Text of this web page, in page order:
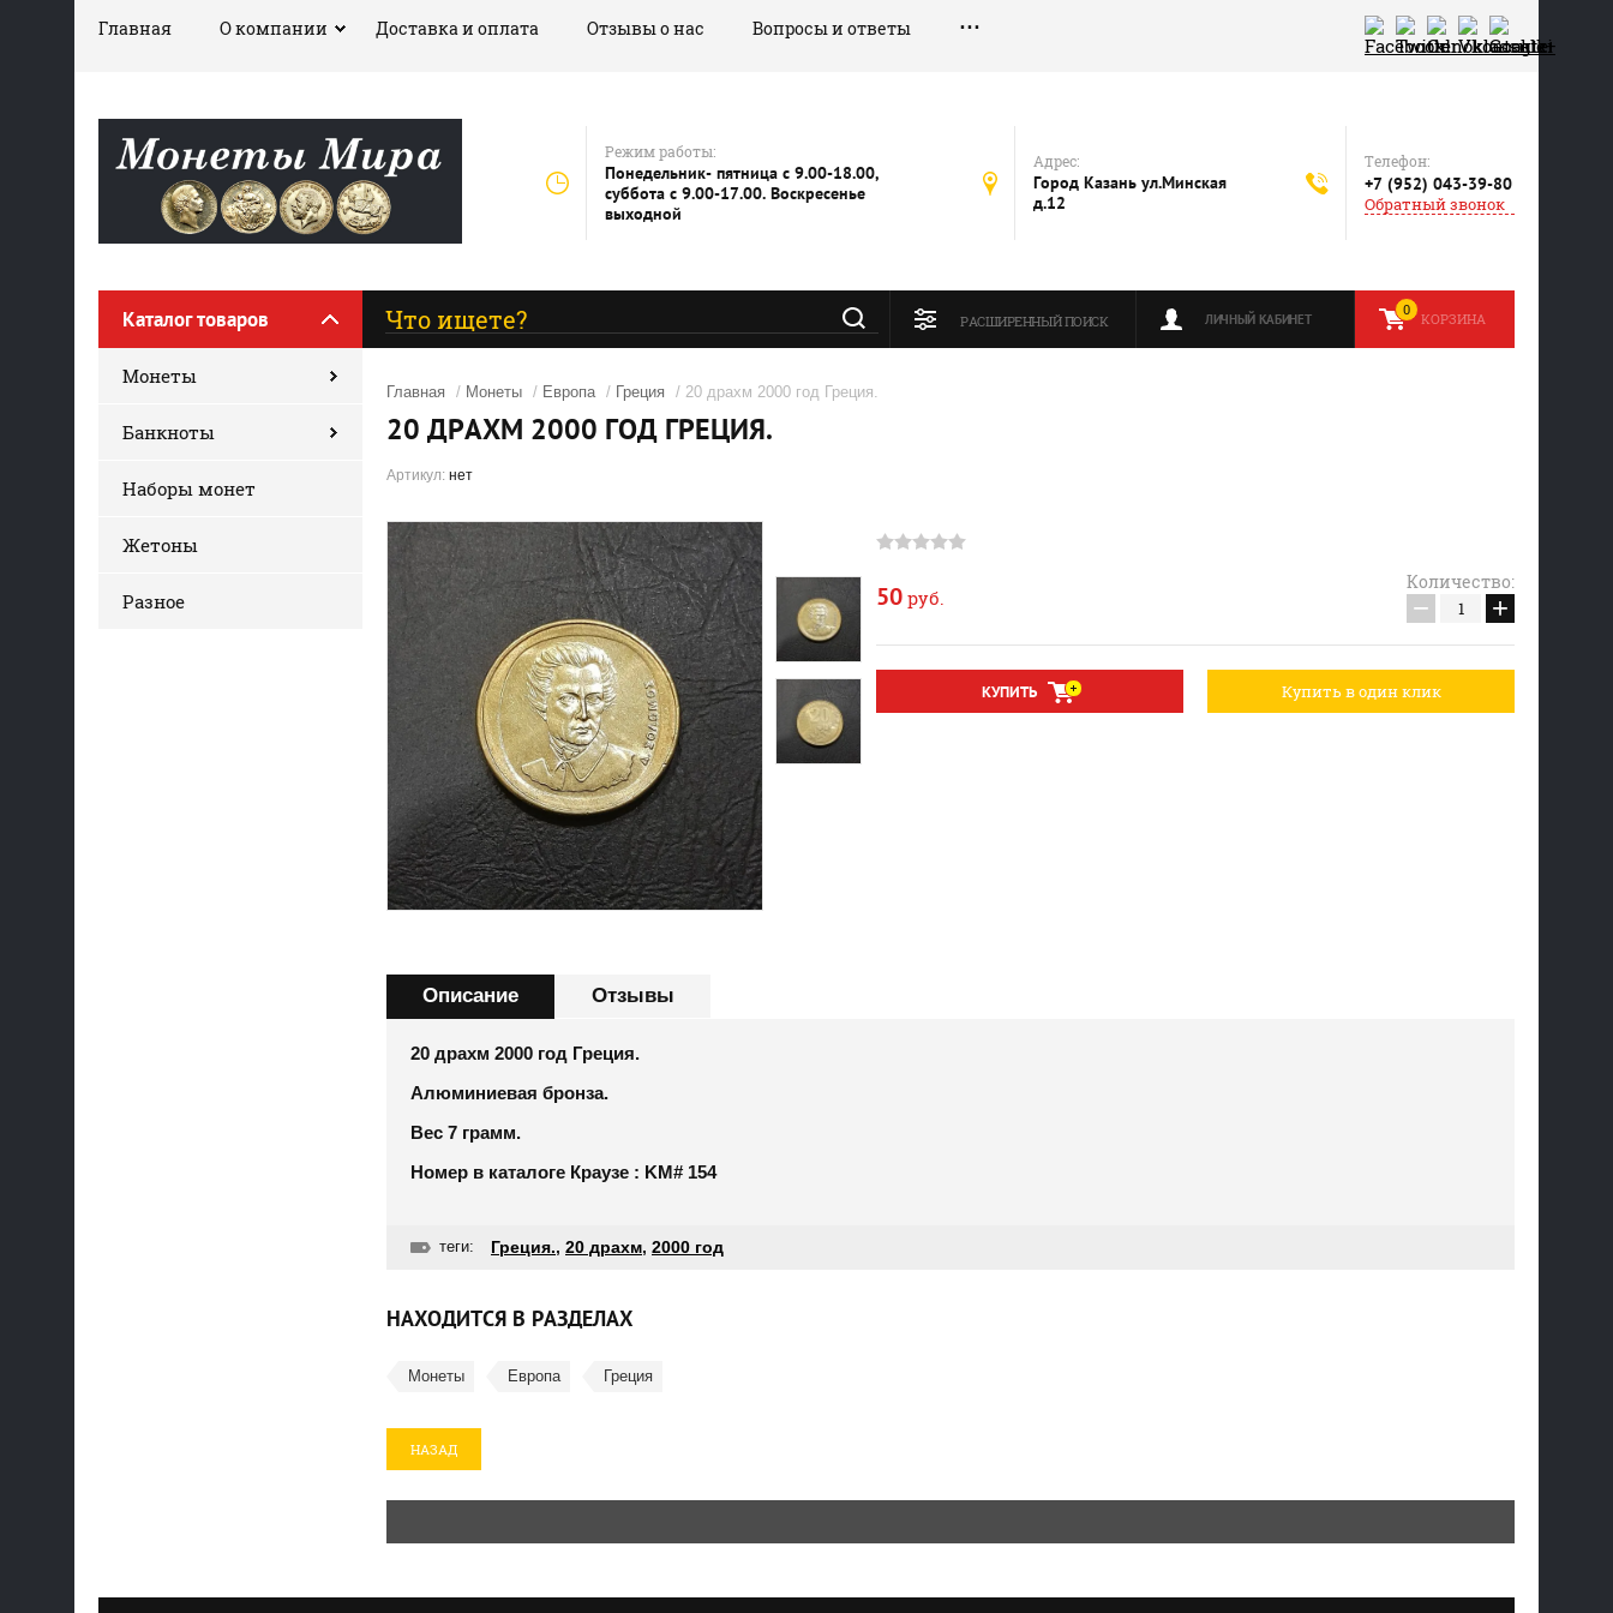
Главная О компании Доставка и оплата Отзывы о нас Вопросы и ответы
Режим работы:
Понедельник- пятница с 9.00-18.00,
суббота с 9.00-17.00. Воскресенье
выходной
Адрес:
Город Казань ул.Минская
д.12
Телефон:
+7 (952) 043-39-80
Обратный звонок
Каталог товаров КОРЗИНА
0
ЛИЧНЫЙ КАБИНЕТ
РАСШИРЕННЫЙ ПОИСК
Монеты
Банкноты
Наборы монет
Жетоны
Разное
Главная / Монеты / Европа / Греция / 20 драхм 2000 год Греция.
20 ДРАХМ 2000 ГОД ГРЕЦИЯ.
Артикул: нет
50 руб.
Количество:
− +
КУПИТЬ Купить в один клик
Описание Отзывы
20 драхм 2000 год Греция.
Алюминиевая бронза.
Вес 7 грамм.
Номер в каталоге Краузе : KM# 154
теги: Греция., 20 драхм, 2000 год
НАХОДИТСЯ В РАЗДЕЛАХ
Монеты Европа Греция
НАЗАД